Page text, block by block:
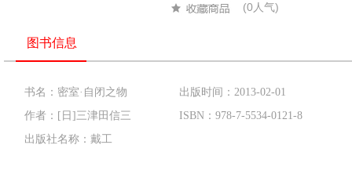
(0 人气)
图书信息
书名：密室·自闭之物
作者：[日]三津田信三
出版社名称：戴工
出版时间：2013-02-01
ISBN：978-7-5534-0121-8